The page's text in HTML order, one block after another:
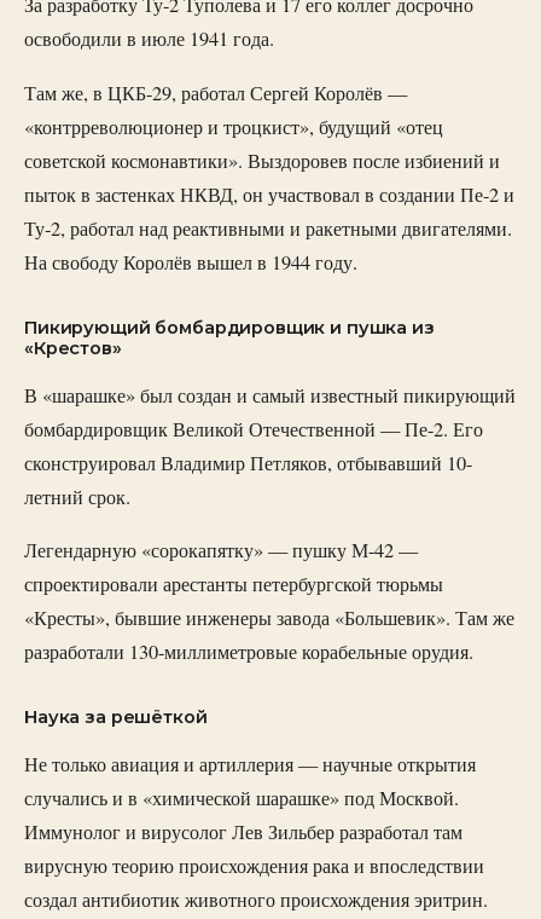
освободили в июле 1941 года.
Там же, в ЦКБ-29, работал Сергей Королёв —
«контрреволюционер и троцкист», будущий «отец
советской космонавтики». Выздоровев после избиений и
пыток в застенках НКВД, он участвовал в создании Пе-2 и
Ту-2, работал над реактивными и ракетными двигателями.
На свободу Королёв вышел в 1944 году.
Пикирующий бомбардировщик и пушка из
«Крестов»
В «шарашке» был создан и самый известный пикирующий
бомбардировщик Великой Отечественной — Пе-2. Его
сконструировал Владимир Петляков, отбывавший 10-
летний срок.
Легендарную «сорокапятку» — пушку М-42 —
спроектировали арестанты петербургской тюрьмы
«Кресты», бывшие инженеры завода «Большевик». Там же
разработали 130-миллиметровые корабельные орудия.
Наука за решёткой
Не только авиация и артиллерия — научные открытия
случались и в «химической шарашке» под Москвой.
Иммунолог и вирусолог Лев Зильбер разработал там
вирусную теорию происхождения рака и впоследствии
создал антибиотик животного происхождения эритрин.